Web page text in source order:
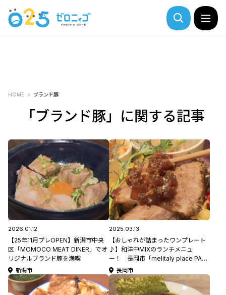
HOME ブランド豚
「ブランド豚」に関する記事
2026.01.12
【25年11月プレOPEN】新潟市中央
区「MOMOCO MEAT DINER」でオ
リジナルブランド豚を満喫
新潟市
2025.03.13
【おしゃれが詰まったワンプレート
♪】和洋中MIXのランチメニュ
ー！ 長岡市「melitaly place PAQ
MOG(パクモグ)」
長岡市